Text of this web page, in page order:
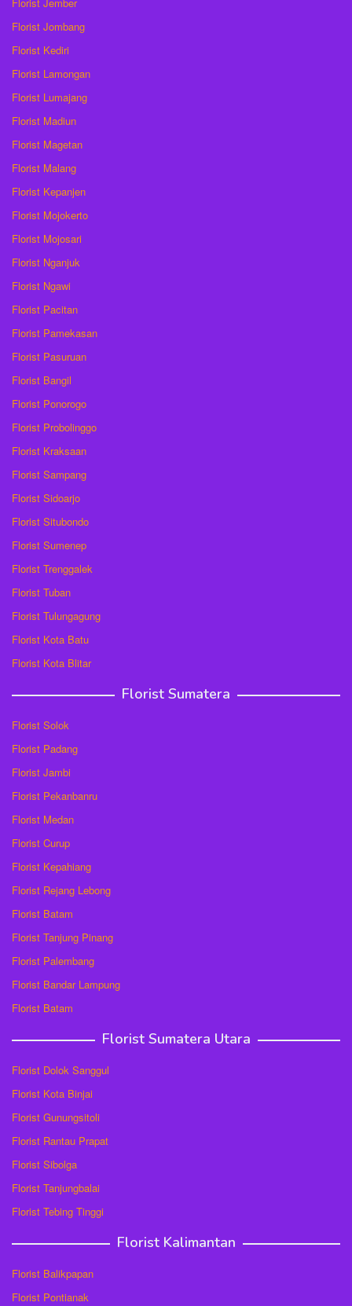
Florist Jombang
Florist Kediri
Florist Lamongan
Florist Lumajang
Florist Madiun
Florist Magetan
Florist Malang
Florist Kepanjen
Florist Mojokerto
Florist Mojosari
Florist Nganjuk
Florist Ngawi
Florist Pacitan
Florist Pamekasan
Florist Pasuruan
Florist Bangil
Florist Ponorogo
Florist Probolinggo
Florist Kraksaan
Florist Sampang
Florist Sidoarjo
Florist Situbondo
Florist Sumenep
Florist Trenggalek
Florist Tuban
Florist Tulungagung
Florist Kota Batu
Florist Kota Blitar
Florist Sumatera
Florist Solok
Florist Padang
Florist Jambi
Florist Pekanbanru
Florist Medan
Florist Curup
Florist Kepahiang
Florist Rejang Lebong
Florist Batam
Florist Tanjung Pinang
Florist Palembang
Florist Bandar Lampung
Florist Batam
Florist Sumatera Utara
Florist Dolok Sanggul
Florist Kota Binjai
Florist Gunungsitoli
Florist Rantau Prapat
Florist Sibolga
Florist Tanjungbalai
Florist Tebing Tinggi
Florist Kalimantan
Florist Balikpapan
Florist Pontianak